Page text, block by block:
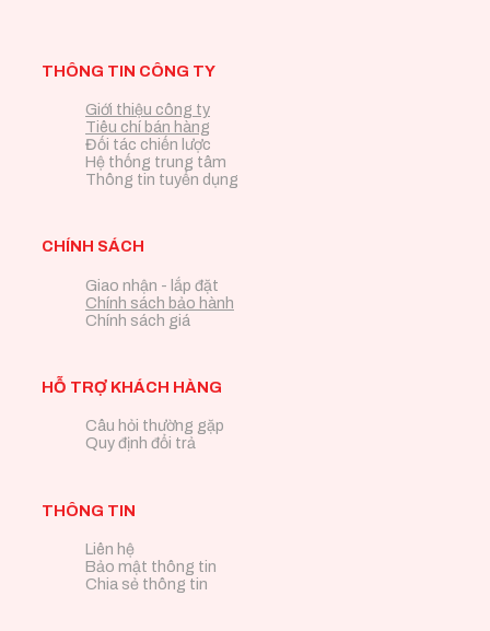
THÔNG TIN CÔNG TY
Giới thiệu công ty
Tiêu chí bán hàng
Đối tác chiến lược
Hệ thống trung tâm
Thông tin tuyển dụng
CHÍNH SÁCH
Giao nhận - lắp đặt
Chính sách bảo hành
Chính sách giá
HỖ TRỢ KHÁCH HÀNG
Câu hỏi thường gặp
Quy định đổi trả
THÔNG TIN
Liên hệ
Bảo mật thông tin
Chia sẻ thông tin